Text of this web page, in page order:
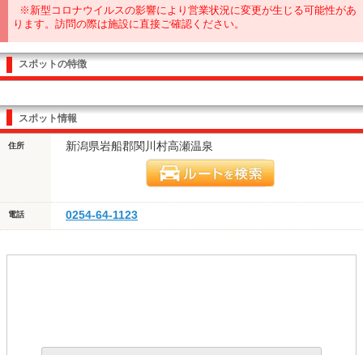
※新型コロナウイルスの影響により営業状況に変更が生じる可能性があ
ります。訪問の際は施設に直接ご確認ください。
スポットの特徴
スポット情報
住所 新潟県岩船郡関川村高瀬温泉
電話 0254-64-1123